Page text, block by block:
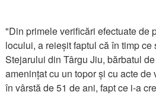
"Din primele verificări efectuate de
locului, a reieșit faptul că în timp ce
Stejarului din Târgu Jiu, bărbatul
amenințat cu un topor și cu acte
în vârstă de 51 de ani, fapt ce i-a